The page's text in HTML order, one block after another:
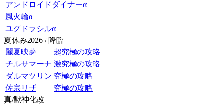
アンドロイドダイナーα
風火輪α
ユグドラシルα
夏休み2026 / 降臨
麗夏映夢
超究極の攻略
チルサマーナ 激究極の攻略
ダルマツリン 究極の攻略
佐宗リザ
究極の攻略
真/獣神化改